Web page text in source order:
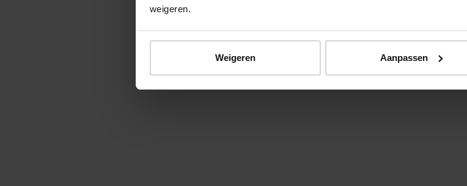
weigeren.
Weigeren Aanpassen
© 2026 Stichting Forten Nederland Over ons Doneer nu Disclaimer Contact